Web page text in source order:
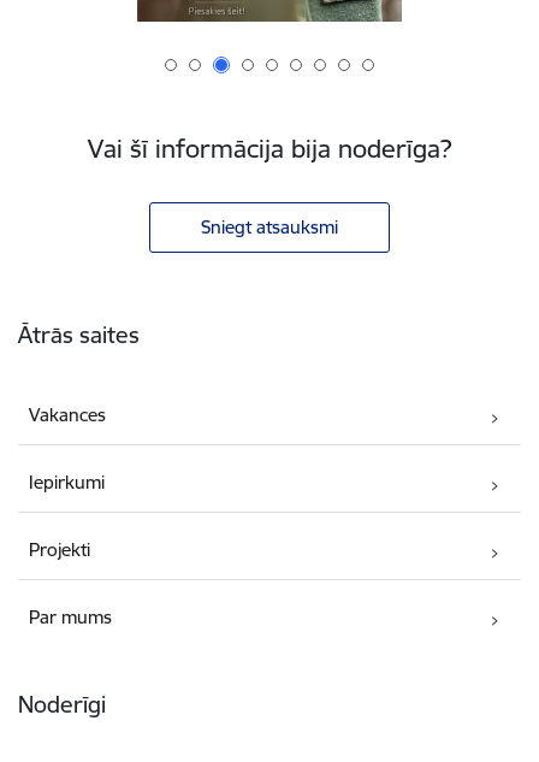
Vai šī informācija bija noderīga?
Sniegt atsauksmi
Ātrās saites
Vakances
Iepirkumi
Projekti
Par mums
Noderīgi